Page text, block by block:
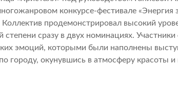
конкурсе-фестивале «Энергия
продемонстрировал высокий
степени сразу в двух номинациях.
эмоций, которыми были наполнены
городу, окунувшись в атмосферу красоты и